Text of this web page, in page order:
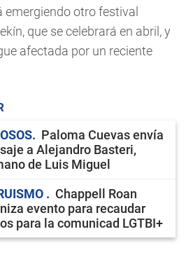
otro festival
que se celebrará en abril, y
afectada por un reciente
Paloma Cuevas envía
a Alejandro Basteri,
de Luis Miguel
Chappell Roan
evento para recaudar
para la comunicad LGTBI+